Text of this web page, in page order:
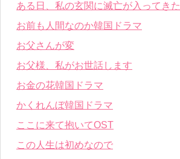
ある日、私の玄関に滅亡が入ってきた
お前も人間なのか韓国ドラマ
お父さんが変
お父様、私がお世話します
お金の花韓国ドラマ
かくれんぼ韓国ドラマ
ここに来て抱いてOST
この人生は初めなので